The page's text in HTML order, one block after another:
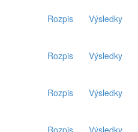
Rozpis Výsledky
Rozpis Výsledky
Rozpis Výsledky
Rozpis Výsledky